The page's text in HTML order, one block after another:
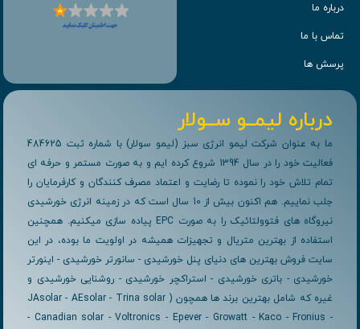
درباره ما
تماس با ما
پرسش ها
درباره لیمــو ســولار
ما به عنوان شرکت لیمو انرژی سبز (لیمو سولار) با شماره ثبت 484625
فعالیت خود را در سال 1394 شروع کرده ایم و به صورت مستمر و حرفه ای
تمام تلاش خود را نموده تا رضایت و اعتماد مصرف کنندگان و کارفرمایان را
جلب نماییم. هم اکنون بیش از 10 سال است که در زمینه انرژی خورشیدی
نیروگاه های فتوولتائیک را به صورت EPC پیاده سازی میکنیم. همچنین
استفاده از بهترین متریال و تجهیزات همیشه در اولویت ما بوده، در این
سایت فروش بهترین های دنیای پنل خورشیدی - سانورتر خورشیدی - اینورتر
خورشیدی - باتری خورشیدی - استراکچر خورشیدی - روشنایی خورشیدی و
غیره که شامل بهترین برند ها همچون ( JAsolar - AEsolar - Trina solar
- Canadian solar - Voltronics - Epever - Growatt - Kaco - Fronius -